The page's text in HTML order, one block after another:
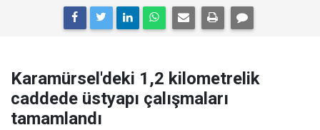
Karamürsel'deki 1,2 kilometrelik
caddede üstyapı çalışmaları
tamamlandı